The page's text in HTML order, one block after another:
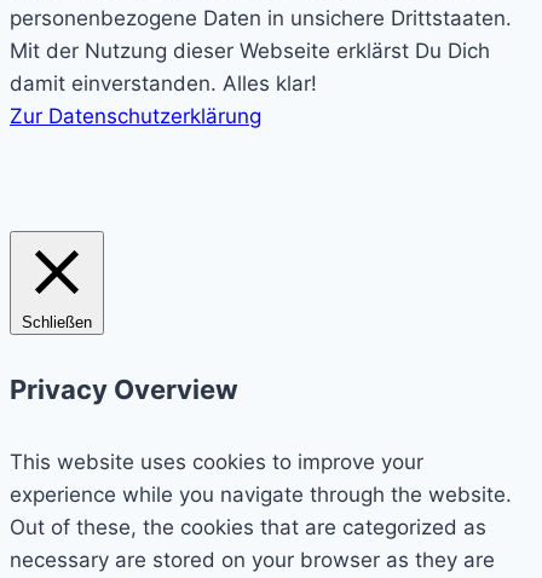
personenbezogene Daten in unsichere Drittstaaten.
Mit der Nutzung dieser Webseite erklärst Du Dich
damit einverstanden. Alles klar!
Zur Datenschutzerklärung
Schließen
Privacy Overview
This website uses cookies to improve your
experience while you navigate through the website.
Out of these, the cookies that are categorized as
necessary are stored on your browser as they are